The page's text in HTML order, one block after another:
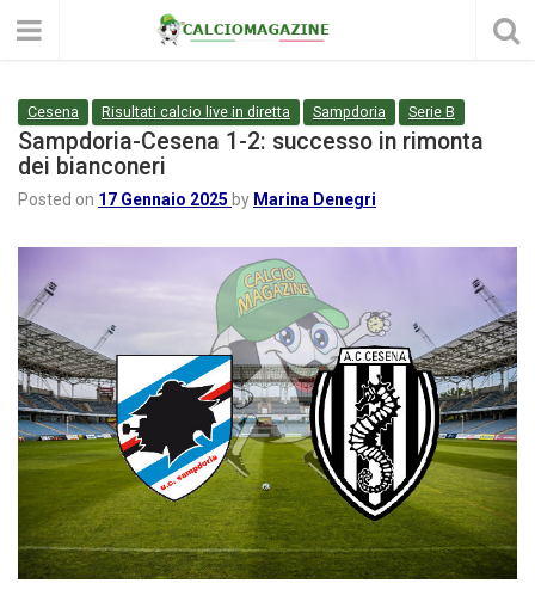
Cesena Risultati calcio live in diretta Sampdoria Serie B
Sampdoria-Cesena 1-2: successo in rimonta
dei bianconeri
Posted on 17 Gennaio 2025 by Marina Denegri